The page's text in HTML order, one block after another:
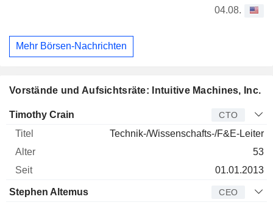
04.08.
Mehr Börsen-Nachrichten
Vorstände und Aufsichtsräte: Intuitive Machines, Inc.
Manager Titel
Timothy Crain CTO
Technik-/Wissenschafts-/F&E-Leiter
53
01.01.2013
Stephen Altemus CEO